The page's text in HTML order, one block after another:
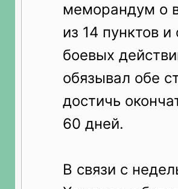
меморандум о
из 14 пунктов
боевых
обязывал обе
достичь
60 дней.
В связи с